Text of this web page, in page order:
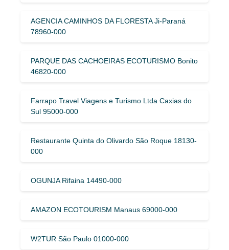
AGENCIA CAMINHOS DA FLORESTA Ji-Paraná
78960-000
PARQUE DAS CACHOEIRAS ECOTURISMO Bonito
46820-000
Farrapo Travel Viagens e Turismo Ltda Caxias do
Sul 95000-000
Restaurante Quinta do Olivardo São Roque 18130-
000
OGUNJA Rifaina 14490-000
AMAZON ECOTOURISM Manaus 69000-000
W2TUR São Paulo 01000-000